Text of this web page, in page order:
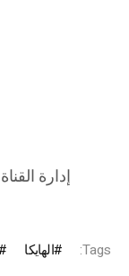
Tags: الهايكا